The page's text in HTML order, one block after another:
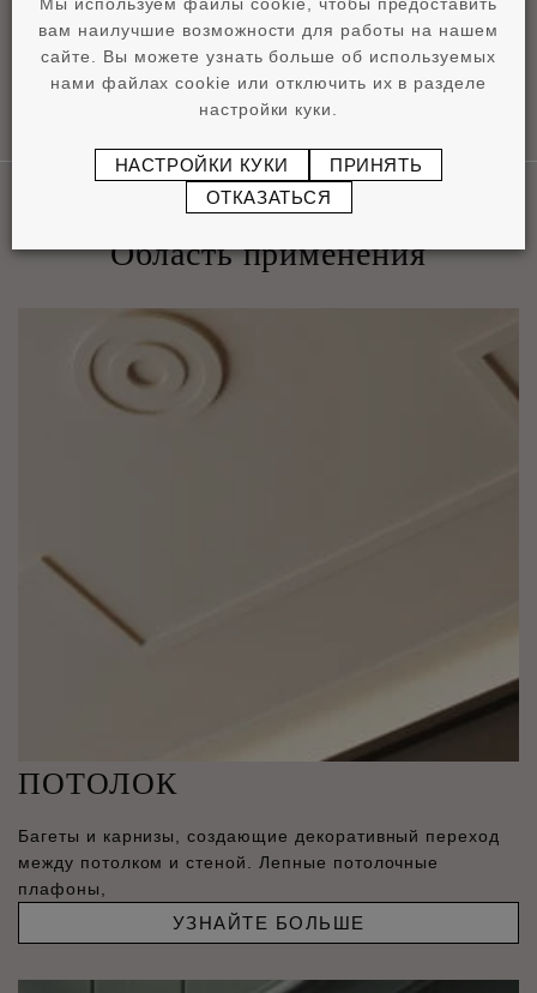
Область применения
ПОТОЛОК
Багеты и карнизы, создающие декоративный переход
между потолком и стеной. Лепные потолочные
плафоны,
УЗНАЙТЕ БОЛЬШЕ
вам наилучшие возможности для работы на нашем
сайте. Вы можете узнать больше об используемых
нами файлах cookie или отключить их в разделе
настройки куки.
НАСТРОЙКИ КУКИ
ПРИНЯТЬ
ОТКАЗАТЬСЯ